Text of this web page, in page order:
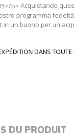
Acquistando
programma
in un buono per un
DANS TOUTE
DU PRODUIT